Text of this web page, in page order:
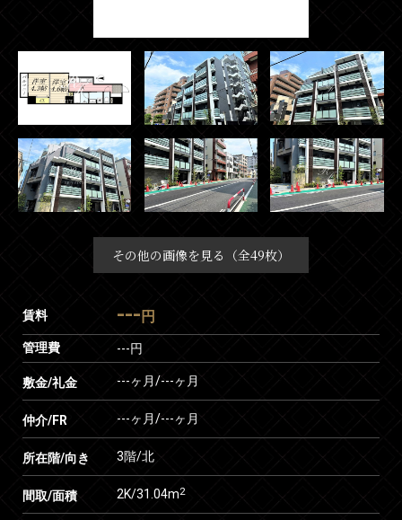
その他の画像を見る（全49枚）
賃料 --- 円
管理費 ---円
敷金/礼金 ---ヶ月/---ヶ月
仲介/FR ---ヶ月/---ヶ月
所在階/向き 3階/北
間取/面積 2K/31.04m2